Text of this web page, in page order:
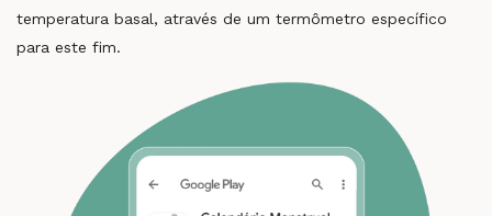
temperatura basal, através de um termômetro específico
para este fim.